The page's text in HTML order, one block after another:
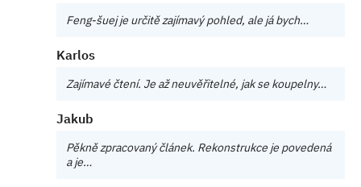
Feng-šuej je určitě zajímavý pohled, ale já bych…
Karlos
Zajímavé čtení. Je až neuvěřitelné, jak se koupelny…
Jakub
Pěkně zpracovaný článek. Rekonstrukce je povedená
a je…